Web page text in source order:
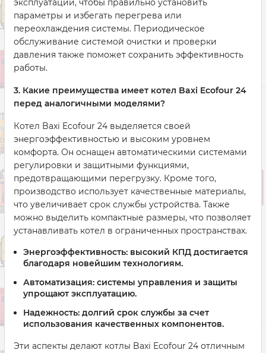
эксплуатации, чтобы правильно установить
параметры и избегать перегрева или
переохлаждения системы. Периодическое
обслуживание системой очистки и проверки
давления также поможет сохранить эффективность
работы.
3. Какие преимущества имеет котел Baxi Ecofour 24
перед аналогичными моделями?
Котел Baxi Ecofour 24 выделяется своей
энергоэффективностью и высоким уровнем
комфорта. Он оснащен автоматическими системами
регулировки и защитными функциями,
предотвращающими перегрузку. Кроме того,
производство использует качественные материалы,
что увеличивает срок службы устройства. Также
можно выделить компактные размеры, что позволяет
устанавливать котел в ограниченных пространствах.
Энергоэффективность: высокий КПД достигается
благодаря новейшим технологиям.
Автоматизация: системы управления и защиты
упрощают эксплуатацию.
Надежность: долгий срок службы за счет
использования качественных компонентов.
Эти аспекты делают котлы Baxi Ecofour 24 отличным